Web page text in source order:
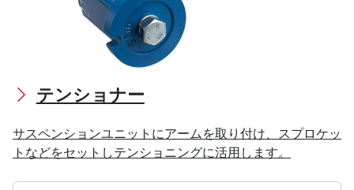
テンショナー
サスペンションユニットにアームを取り付け、スプロケッ
トなどをセットしテンショニングに活用します。